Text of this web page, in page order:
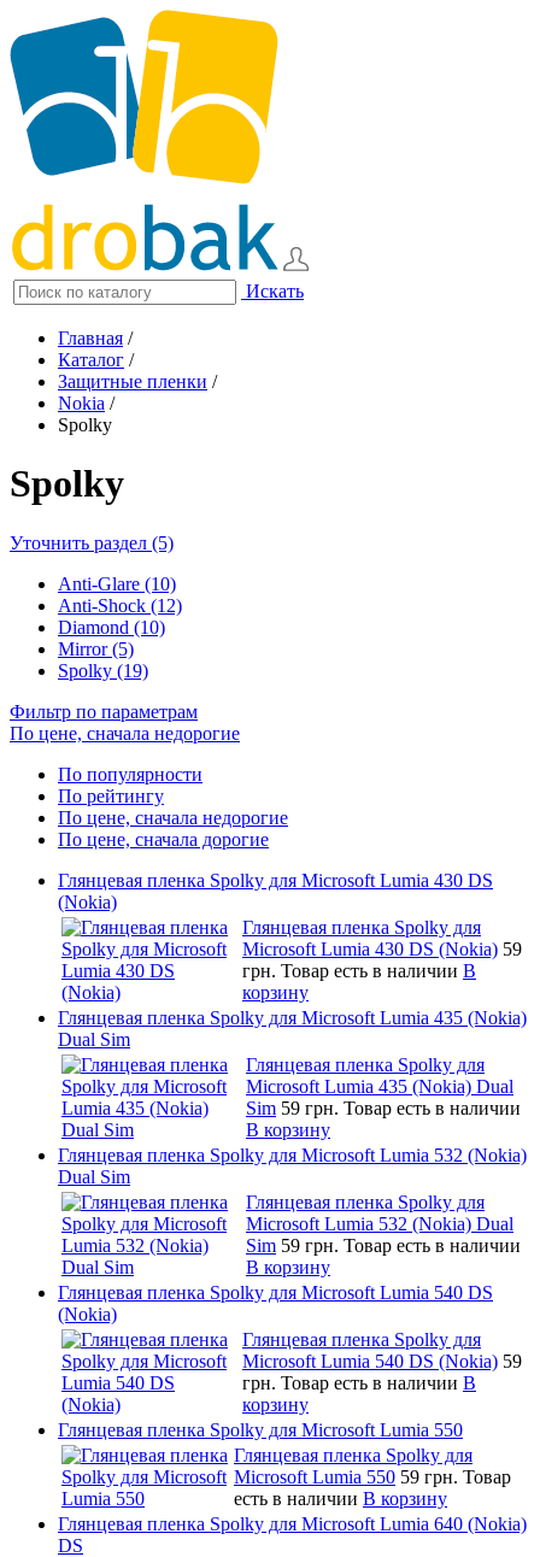
Искать
Главная /
Каталог /
Защитные пленки /
Nokia /
Spolky
Spolky
Уточнить раздел (5)
Anti-Glare (10)
Anti-Shock (12)
Diamond (10)
Mirror (5)
Spolky (19)
Фильтр по параметрам
По цене, сначала недорогие
По популярности
По рейтингу
По цене, сначала недорогие
По цене, сначала дорогие
Глянцевая пленка Spolky для Microsoft Lumia 430 DS
(Nokia)
Глянцевая пленка Spolky для
Microsoft Lumia 430 DS (Nokia) 59
грн. Товар есть в наличии В
корзину
Глянцевая пленка Spolky для Microsoft Lumia 435 (Nokia)
Dual Sim
Глянцевая пленка Spolky для
Microsoft Lumia 435 (Nokia) Dual
Sim 59 грн. Товар есть в наличии
В корзину
Глянцевая пленка Spolky для Microsoft Lumia 532 (Nokia)
Dual Sim
Глянцевая пленка Spolky для
Microsoft Lumia 532 (Nokia) Dual
Sim 59 грн. Товар есть в наличии
В корзину
Глянцевая пленка Spolky для Microsoft Lumia 540 DS
(Nokia)
Глянцевая пленка Spolky для
Microsoft Lumia 540 DS (Nokia) 59
грн. Товар есть в наличии В
корзину
Глянцевая пленка Spolky для Microsoft Lumia 550
Глянцевая пленка Spolky для
Microsoft Lumia 550 59 грн. Товар
есть в наличии В корзину
Глянцевая пленка Spolky для Microsoft Lumia 640 (Nokia)
DS